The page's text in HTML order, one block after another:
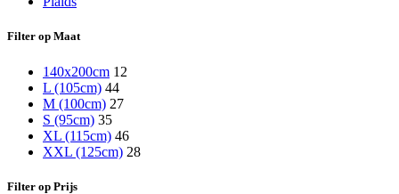
Filter op Maat
140x200cm 12
L (105cm) 44
M (100cm) 27
S (95cm) 35
XL (115cm) 46
XXL (125cm) 28
Filter op Prijs